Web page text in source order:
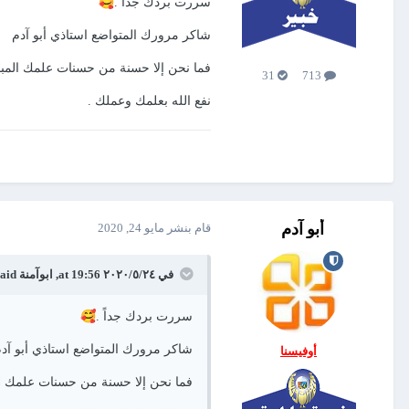
شاكر مرورك المتواضع استاذي أبو آدم
فما نحن إلا حسنة من حسنات علمك
نفع الله بعلمك وعملك .
أبو آدم
أوفيسنا
قام بنشر مايو 24, 2020
في ٢٤‏/٥‏/٢٠٢٠ at 19:56, ابوآمنة
سررت بردك جداً . 🥰
شاكر مرورك المتواضع استاذي أبو
فما نحن إلا حسنة من حسنات علمك